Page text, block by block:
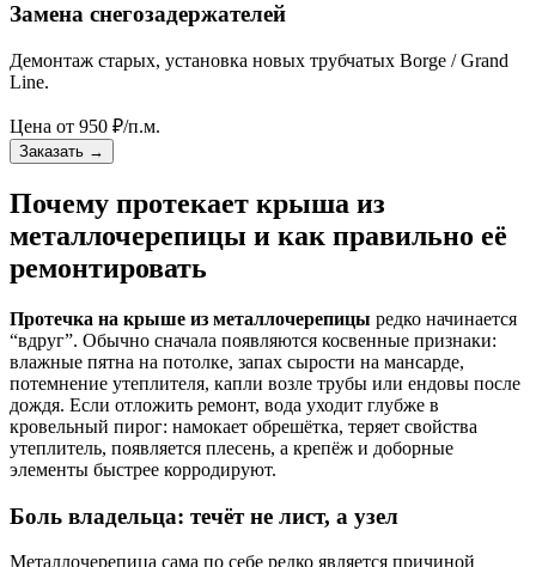
Замена снегозадержателей
Демонтаж старых, установка новых трубчатых Borge / Grand
Line.
Цена от 950 ₽/п.м.
Заказать →
Почему протекает крыша из
металлочерепицы и как правильно её
ремонтировать
Протечка на крыше из металлочерепицы редко начинается
“вдруг”. Обычно сначала появляются косвенные признаки:
влажные пятна на потолке, запах сырости на мансарде,
потемнение утеплителя, капли возле трубы или ендовы после
дождя. Если отложить ремонт, вода уходит глубже в
кровельный пирог: намокает обрешётка, теряет свойства
утеплитель, появляется плесень, а крепёж и доборные
элементы быстрее корродируют.
Боль владельца: течёт не лист, а узел
Металлочерепица сама по себе редко является причиной